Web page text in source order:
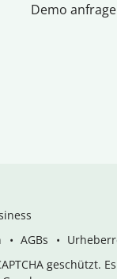
Demo
AGBs
geschützt.